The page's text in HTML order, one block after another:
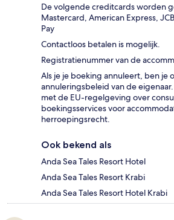
De volgende creditcards worden
Mastercard, American Express,
Pay
Contactloos betalen is mogelijk.
Registratienummer van de
Als je je boeking annuleert, ben je
annuleringsbeleid van de
met de EU-regelgeving over
boekingsservices voor
herroepingsrecht.
Ook bekend als
Anda Sea Tales Resort Hotel
Anda Sea Tales Resort Krabi
Anda Sea Tales Resort Hotel Krabi